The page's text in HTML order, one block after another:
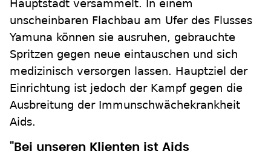
Hauptstadt versammelt. In einem
unscheinbaren Flachbau am Ufer des Flusses
Yamuna können sie ausruhen, gebrauchte
Spritzen gegen neue eintauschen und sich
medizinisch versorgen lassen. Hauptziel der
Einrichtung ist jedoch der Kampf gegen die
Ausbreitung der Immunschwächekrankheit
Aids.
"Bei unseren Klienten ist Aids